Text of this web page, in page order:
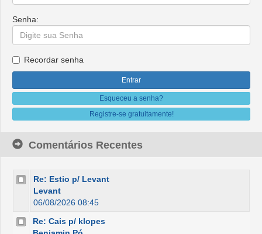
Senha:
Recordar senha
Esqueceu a senha?
Registre-se gratuitamente!
Comentários Recentes
Re: Estio p/ Levant
Levant
06/08/2026 08:45
Re: Cais p/ klopes